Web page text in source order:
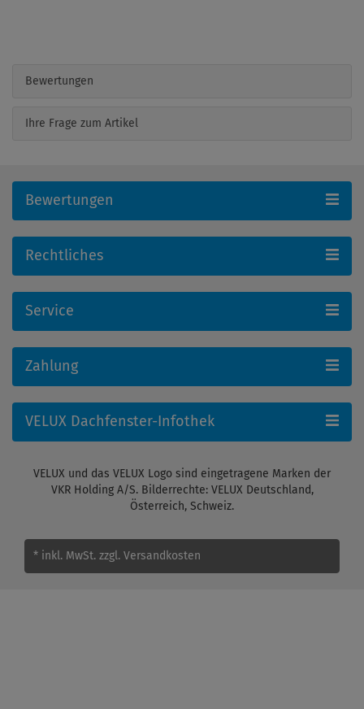
Bewertungen
Ihre Frage zum Artikel
Bewertungen
Rechtliches
Service
Zahlung
VELUX Dachfenster-Infothek
VELUX und das VELUX Logo sind eingetragene Marken der
VKR Holding A/S. Bilderrechte: VELUX Deutschland,
Österreich, Schweiz.
* inkl. MwSt. zzgl. Versandkosten